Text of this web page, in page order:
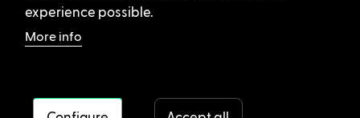
experience possible.
More info